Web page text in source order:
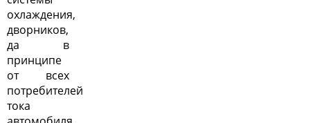
охлаждения,
дворников,
да в
принципе
от всех
потребителей
тока